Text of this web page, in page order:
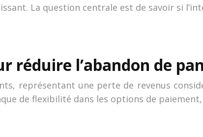
La question centrale est de savoir si
réduire l’abandon de
représentant une perte de revenus
de flexibilité dans les options de